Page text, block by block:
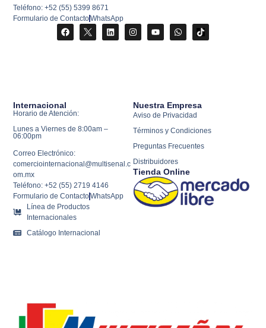
Nuestra Empresa
Aviso de Privacidad
Términos y Condiciones
Preguntas Frecuentes
Distribuidores
Tienda Online
Internacional
Horario de Atención:
Lunes a Viernes de 8:00am –
06:00pm
Correo Electrónico:
comerciointernacional@multisenal.c
om.mx
Teléfono: +52 (55) 2719 4146
Formulario de ContactoWhatsApp
Línea de Productos
Internacionales
Catálogo Internacional
Teléfono: +52 (55) 5399 8671
Formulario de ContactoWhatsApp